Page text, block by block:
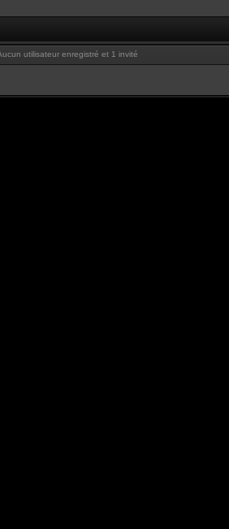
utilisateur enregistré et 1 invité